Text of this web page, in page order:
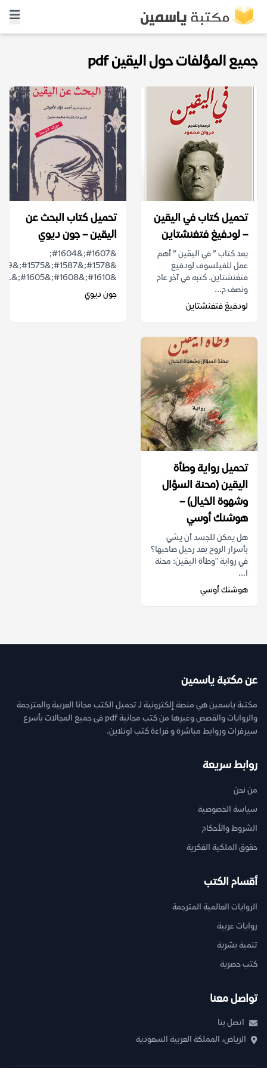
جميع المؤلفات حول اليقين pdf
تحميل كتاب في اليقين
– لودفيغ فتغنشتاين
يعد كتاب ” في اليقين ” أهم
عمل للفيلسوف لودفيغ
فتغنشتاين. كتبه في آخر عام
ونصف م...
لودفيغ فتغنشتاين
تحميل كتاب البحث عن
اليقين – جون ديوي
&#1607;&#1604;
&#1610;&#1608;&#1605;&...
جون ديوي
تحميل رواية وطأة
اليقين (محنة السؤال
وشهوة الخيال) –
هوشنك أوسي
هل يمكن للجسد أن يشي
بأسرار الروح بعد رحيل صاحبها؟
في رواية "وطأة اليقين: محنة
ا...
هوشنك أوسي
عن مكتبة ياسمين
مكتبة ياسمين هي منصة إلكترونية لـ تحميل الكتب مجانا العربية والمترجمة
والروايات والقصص وغيرها من كتب مجانية pdf فى جميع المجالات بأسرع
سيرفرات وروابط مباشرة و قراءة كتب اونلاين.
روابط سريعة
من نحن
سياسة الخصوصية
الشروط والأحكام
حقوق الملكية الفكرية
أقسام الكتب
الروايات العالمية المترجمة
روايات عربية
تنمية بشرية
كتب حصرية
تواصل معنا
اتصل بنا
الرياض، المملكة العربية السعودية